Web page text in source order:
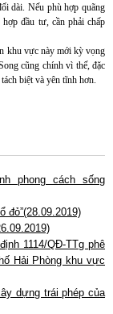
dài. Nếu phù hợp quãng
đầu tư, cần phải chấp
khu vực này mới kỳ vọng
cũng chính vì thế, đặc
biệt và yên tĩnh hơn.
phong cách sống
đỏ”(28.09.2019)
1114/QĐ-TTg phê
Hải Phòng khu vực
dựng trái phép của